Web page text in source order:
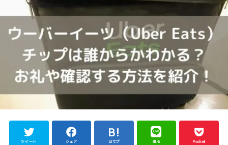
ツイート シェア はてブ 送る Pocket